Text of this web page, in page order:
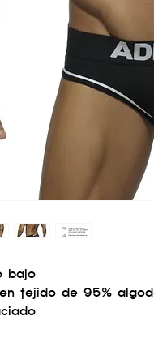
bajo
tejido de 95%